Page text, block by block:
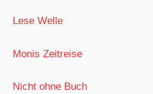
Lese Welle
Monis Zeitreise
Nicht ohne Buch